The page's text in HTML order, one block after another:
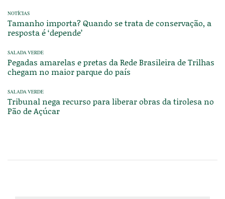
NOTÍCIAS
Tamanho importa? Quando se trata de conservação, a
resposta é ‘depende’
SALADA VERDE
Pegadas amarelas e pretas da Rede Brasileira de Trilhas
chegam no maior parque do país
SALADA VERDE
Tribunal nega recurso para liberar obras da tirolesa no
Pão de Açúcar